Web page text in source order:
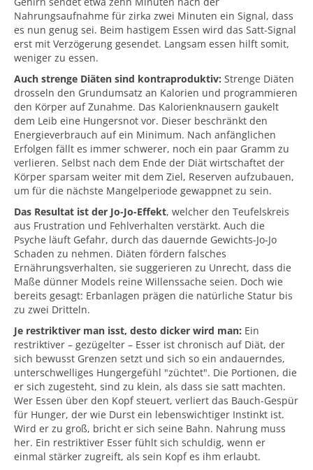
Nahrungsaufnahme für zirka zwei Minuten ein Signal, dass
es nun genug sei. Beim hastigem Essen wird das Satt-Signal
erst mit Verzögerung gesendet. Langsam essen hilft somit,
weniger zu essen.
Auch strenge Diäten sind kontraproduktiv: Strenge Diäten
drosseln den Grundumsatz an Kalorien und programmieren
den Körper auf Zunahme. Das Kalorienknausern gaukelt
dem Leib eine Hungersnot vor. Dieser beschränkt den
Energieverbrauch auf ein Minimum. Nach anfänglichen
Erfolgen fällt es immer schwerer, noch ein paar Gramm zu
verlieren. Selbst nach dem Ende der Diät wirtschaftet der
Körper sparsam weiter mit dem Ziel, Reserven aufzubauen,
um für die nächste Mangelperiode gewappnet zu sein.
Das Resultat ist der Jo-Jo-Effekt, welcher den Teufelskreis
aus Frustration und Fehlverhalten verstärkt. Auch die
Psyche läuft Gefahr, durch das dauernde Gewichts-Jo-Jo
Schaden zu nehmen. Diäten fördern falsches
Ernährungsverhalten, sie suggerieren zu Unrecht, dass die
Maße dünner Models reine Willenssache seien. Doch wie
bereits gesagt: Erbanlagen prägen die natürliche Statur bis
zu zwei Dritteln.
Je restriktiver man isst, desto dicker wird man: Ein
restriktiver – gezügelter – Esser ist chronisch auf Diät, der
sich bewusst Grenzen setzt und sich so ein andauerndes,
unterschwelliges Hungergefühl "züchtet". Die Portionen, die
er sich zugesteht, sind zu klein, als dass sie satt machten.
Wer Essen über den Kopf steuert, verliert das Bauch-Gespür
für Hunger, der wie Durst ein lebenswichtiger Instinkt ist.
Wird er zu groß, bricht er sich seine Bahn. Nahrung muss
her. Ein restriktiver Esser fühlt sich schuldig, wenn er
einmal stärker zugreift, als sein Kopf es ihm erlaubt.